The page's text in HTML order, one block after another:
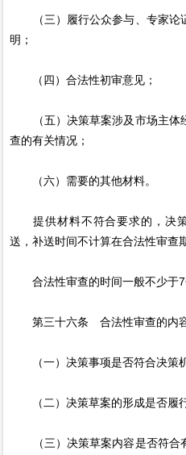
（三）履行公众参与、专家论
明；
（四）合法性初审意见；
（五）决策草案涉及市场主体
查的有关情况；
（六）需要的其他材料。
提供材料不符合要求的，决策
送，补送时间不计算在合法性审查
合法性审查的时间一般不少于7
第三十六条 合法性审查的内容
（一）决策事项是否符合决策机
（二）决策草案的形成是否履行
（三）决策草案内容是否符合